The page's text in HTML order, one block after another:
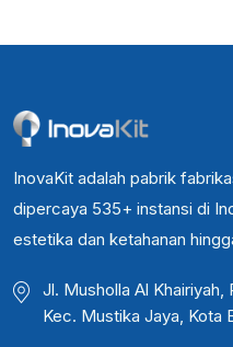
InovaKit adalah pabrik
dipercaya 535+ instansi di
estetika dan ketahanan
Jl. Musholla Al Khairiyah,
Kec. Mustika Jaya, Kota